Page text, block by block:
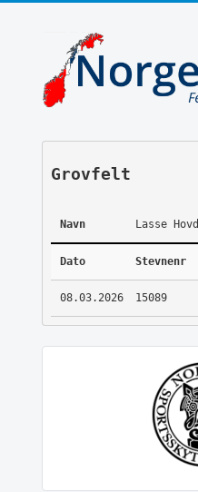
Grovfelt
Navn Lasse Hovd
Dato Stevnenr
08.03.2026 15089